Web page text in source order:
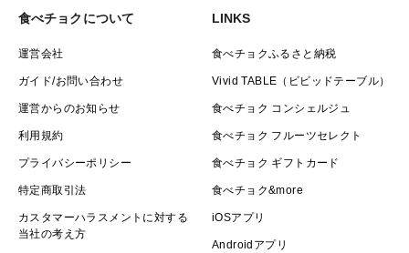
食べチョクについて
運営会社
ガイド/お問い合わせ
運営からのお知らせ
利用規約
プライバシーポリシー
特定商取引法
カスタマーハラスメントに対する
当社の考え方
LINKS
食べチョクふるさと納税
Vivid TABLE（ビビッドテーブル）
食べチョク コンシェルジュ
食べチョク フルーツセレクト
食べチョク ギフトカード
食べチョク&more
iOSアプリ
Androidアプリ